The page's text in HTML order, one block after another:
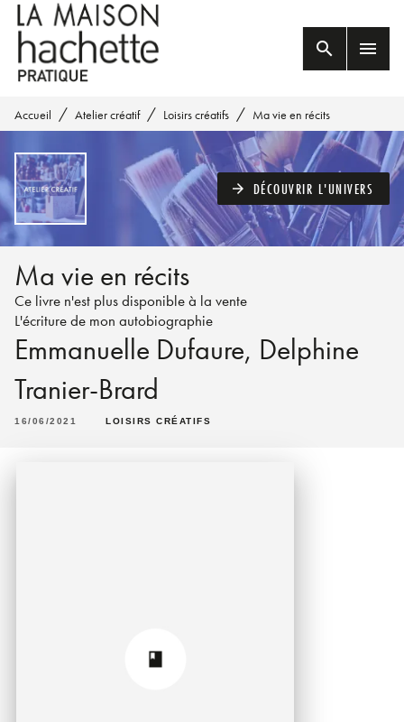
MENU RECHERCHE
PIED DE PAGE
search menu
Accueil / Atelier créatif / Loisirs créatifs / Ma vie en récits
arrow_forward DÉCOUVRIR L'UNIVERS
Ma vie en récits
Ce livre n'est plus disponible à la vente
L'écriture de mon autobiographie
Emmanuelle Dufaure, Delphine
Tranier-Brard
16/06/2021 LOISIRS CRÉATIFS